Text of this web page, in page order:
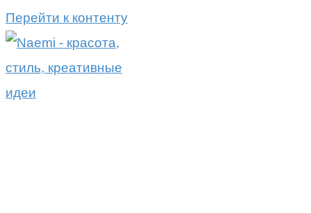
Перейти к контенту